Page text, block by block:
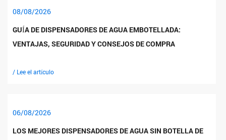
08/08/2026
GUÍA DE DISPENSADORES DE AGUA EMBOTELLADA:
VENTAJAS, SEGURIDAD Y CONSEJOS DE COMPRA
/ Lee el artículo
06/08/2026
LOS MEJORES DISPENSADORES DE AGUA SIN BOTELLA DE